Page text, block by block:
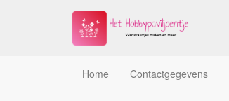
Home Contactgegevens